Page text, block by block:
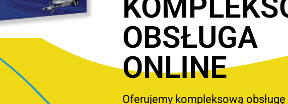
OBSŁUGA
ONLINE
Oferujemy kompleksową